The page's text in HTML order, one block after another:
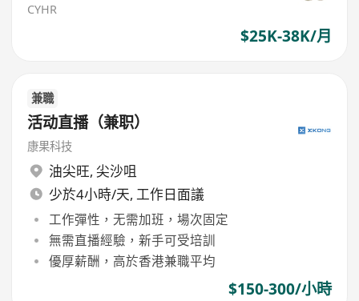
CYHR
$25K-38K/月
兼職
活动直播（兼职）
康果科技
油尖旺, 尖沙咀
少於4小時/天, 工作日面議
工作彈性，无需加班，場次固定
無需直播經驗，新手可受培訓
優厚薪酬，高於香港兼職平均
$150-300/小時